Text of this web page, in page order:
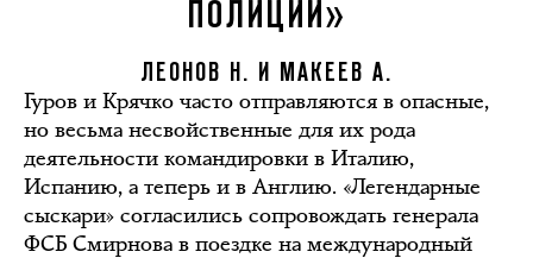
ПОЛИЦИИ»
ЛЕОНОВ Н. И МАКЕЕВ А.
Гуров и Крячко часто отправляются в опасные,
но весьма несвойственные для их рода
деятельности командировки в Италию,
Испанию, а теперь и в Англию. «Легендарные
сыскари» согласились сопровождать генерала
ФСБ Смирнова в поездке на международный